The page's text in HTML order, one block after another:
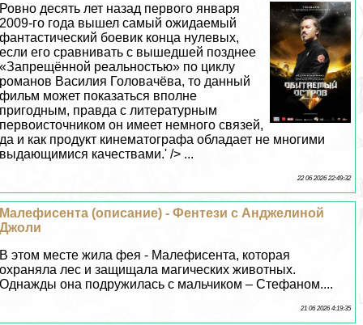
Ровно десять лет назад первого января
2009-го года вышел самый ожидаемый
фантастический боевик конца нулевых,
если его сравнивать с вышедшей позднее
«Запрещённой реальностью» по циклу
романов Василия Головачёва, то данный
фильм может показаться вполне
пригодным, правда с литературным
первоисточником он имеет немного связей,
да и как продукт кинематографа обладает не многими
выдающимися качествами.' /> ...
22 06 2026 22:49:32
Малефисента (описание) - Фентези c Анджелиной
Джоли
В этом месте жила фея - Малефисента, которая
охраняла лес и защищала магических животных.
Однажды она подружилась с мальчиком – Стефаном....
21 06 2026 4:19:35